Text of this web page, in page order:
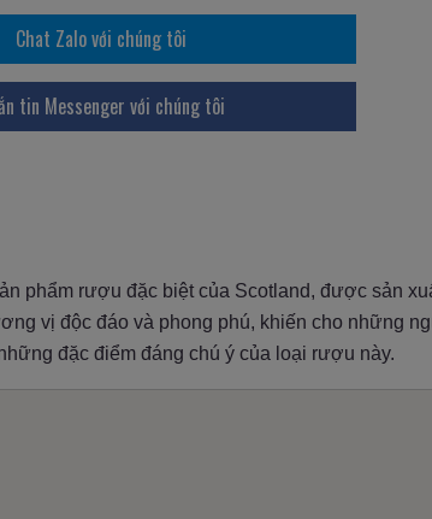
Chat Zalo với chúng tôi
tin Messenger với chúng tôi
phẩm rượu đặc biệt của Scotland, được sản
vị độc đáo và phong phú, khiến cho những
đặc điểm đáng chú ý của loại rượu này.